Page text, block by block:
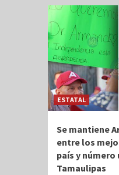
ESTATAL
Se mantiene
entre los
país y número
Tamaulipas